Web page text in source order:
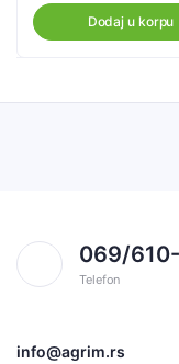
Dodaj u korpu
069/
Telefon
info@agrim.rs